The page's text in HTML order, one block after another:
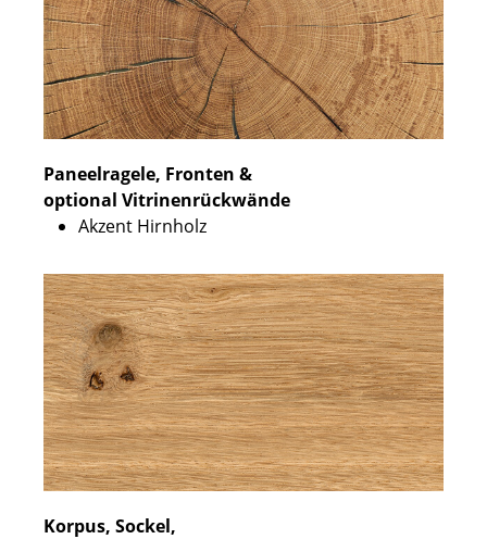
Paneelragele, Fronten &
optional Vitrinenrückwände
Akzent Hirnholz
Korpus, Sockel,